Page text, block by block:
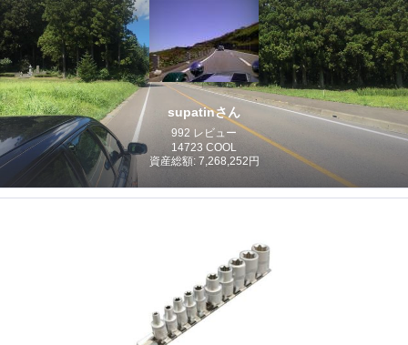
supatinさん
992 レビュー
14723 COOL
資産総額: 7,268,252円